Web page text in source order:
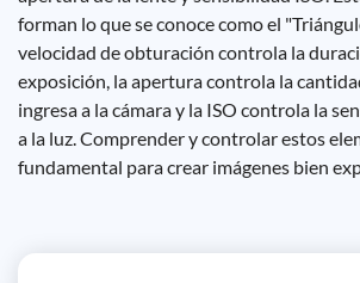
forman lo que se conoce como el
velocidad de obturación controla la
exposición, la apertura controla la
ingresa a la cámara y la ISO controla la
a la luz. Comprender y controlar estos
fundamental para crear imágenes bien